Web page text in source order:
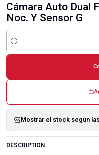
Cámara Auto Dual
Noc. Y Sensor G
Cantidad
Mostrar el stock según
DESCRIPTION